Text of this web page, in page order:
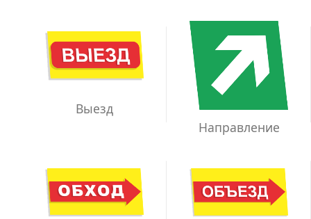
Выезд
Направление